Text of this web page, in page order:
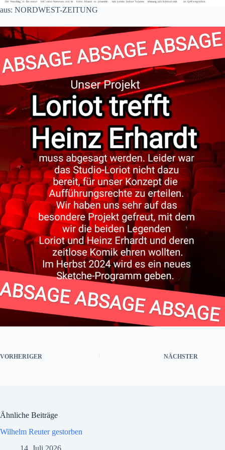
aus: NORDWEST-ZEITUNG
VORHERIGER NÄCHSTER
Ähnliche Beiträge
Wilhelm Reuter gestorben
14. Juli 2026